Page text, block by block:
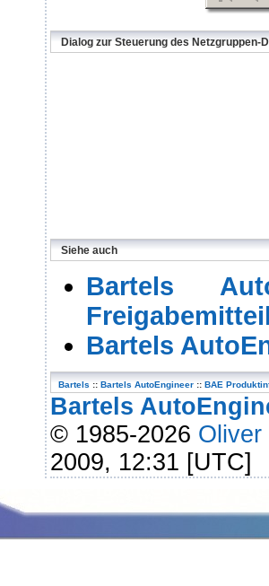
Dialog zur Steuerung des Netzgruppen-
Siehe auch
Bartels
Bartels
Bartels :: Bartels AutoEngineer :: BAE
Bartels
© 1985-2026 Oliver
2009, 12:31 [UTC]